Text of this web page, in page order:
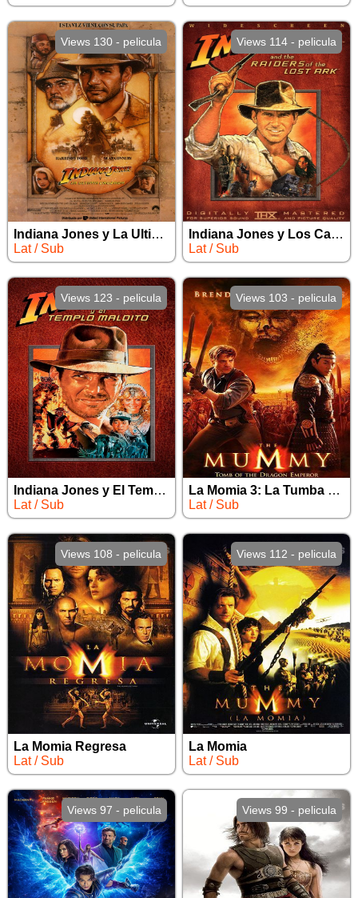
Views 130 - pelicula
Indiana Jones y La Ultima Cruzada
Lat / Sub
Views 114 - pelicula
Indiana Jones y Los Cazadores del Arca Perdida
Lat / Sub
Views 123 - pelicula
Indiana Jones y El Templo Maldito
Lat / Sub
Views 103 - pelicula
La Momia 3: La Tumba del Emperador Dragon
Lat / Sub
Views 108 - pelicula
La Momia Regresa
Lat / Sub
Views 112 - pelicula
La Momia
Lat / Sub
Views 97 - pelicula Views 99 - pelicula